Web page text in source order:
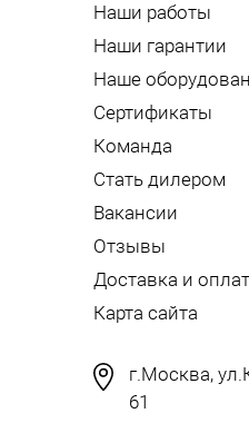
Наши работы
Наши гарантии
Наше
Сертификаты
Команда
Стать дилером
Вакансии
Отзывы
Доставка и
Карта сайта
г.Москва,
61